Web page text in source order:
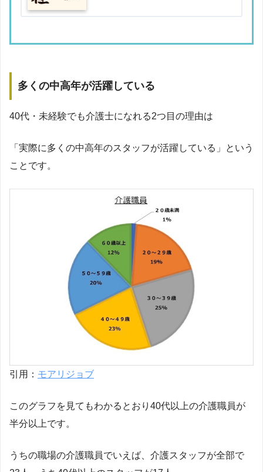
多くの中高年が活躍している
40代・未経験でも介護士になれる2つ目の理由は
「実際に多くの中高年のスタッフが活躍している」という
ことです。
引用： モアリジョブ
このグラフを見てもわかるとおり40代以上の介護職員が
半分以上です。
うちの職場の介護職員でいえば、介護スタッフが全部で